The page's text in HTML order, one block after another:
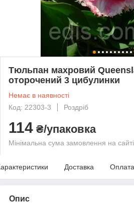
Тюльпан махровий
оторочений 3 цибулинки
Немає в наявності
Код: 22303-3
Роздріб
114 ₴/упаковка
Мінімальна сума замовлення на
Доставка Оплата
Опис